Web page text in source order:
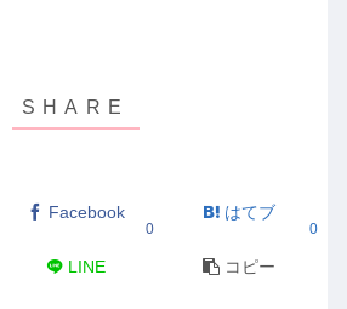
Facebook
0
はてブ
0
LINE コピー